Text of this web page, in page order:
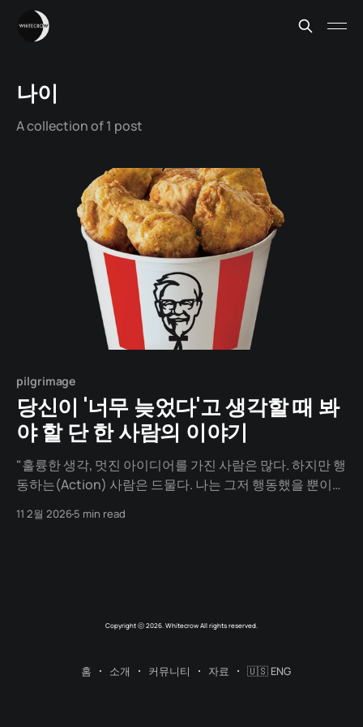
나이
A collection of 1 post
pilgrimage
당신이 '너무 늦었다'고 생각할 때 봐
야 할 단 한 사람의 이야기
"훌륭한 생각, 멋진 아이디어를 가진 사람은 많다. 하지만 행
동하는(Action) 사람은 드물다. 나는 그저 행동했을 뿐이
크에 실린 압력 솥 덩그러니 하나. 우리는 보통 은퇴를 생각
11 2월 20265 min read
Copyright ⓒ 2026. Whitecrow All rights reserved.
홈 소개 커뮤니티 자료 🇺🇸 ENG